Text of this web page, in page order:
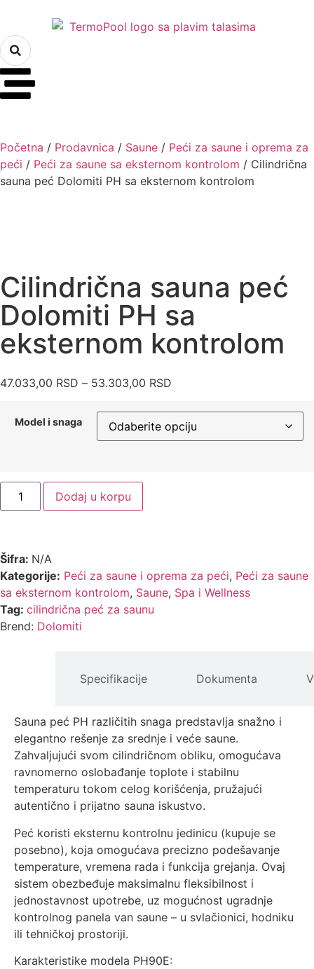
Početna / Prodavnica / Saune / Peći za saune i oprema za
peći / Peći za saune sa eksternom kontrolom / Cilindrična
sauna peć Dolomiti PH sa eksternom kontrolom
Cilindrična sauna peć
Dolomiti PH sa
eksternom kontrolom
47.033,00 RSD – 53.303,00 RSD
Model i snaga
Dodaj u korpu
Šifra: N/A
Kategorije: Peći za saune i oprema za peći, Peći za saune
sa eksternom kontrolom, Saune, Spa i Wellness
Tag: cilindrična peć za saunu
Brend: Dolomiti
Specifikacije Dokumenta
Sauna peć PH različitih snaga predstavlja snažno i
elegantno rešenje za srednje i veće saune.
Zahvaljujući svom cilindričnom obliku, omogućava
ravnomerno oslobađanje toplote i stabilnu
temperaturu tokom celog korišćenja, pružajući
autentično i prijatno sauna iskustvo.
Peć koristi eksternu kontrolnu jedinicu (kupuje se
posebno), koja omogućava precizno podešavanje
temperature, vremena rada i funkcija grejanja. Ovaj
sistem obezbeđuje maksimalnu fleksibilnost i
jednostavnost upotrebe, uz mogućnost ugradnje
kontrolnog panela van saune – u svlačionici, hodniku
ili tehničkoj prostoriji.
Karakteristike modela PH90E: